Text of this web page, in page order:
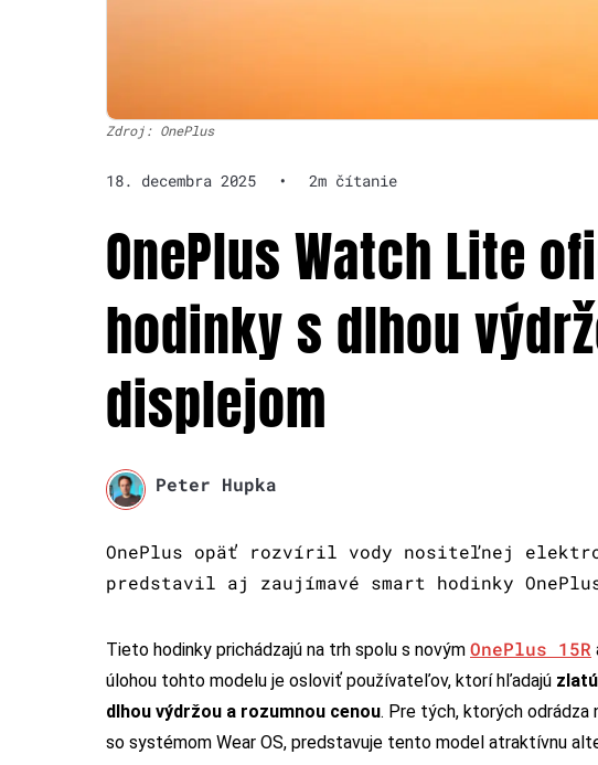
Zdroj: OnePlus
18. decembra 2025 • 2m čítanie
OnePlus Watch Lite
hodinky s dlhou
displejom
Peter Hupka
OnePlus opäť rozvíril vody nositeľnej
predstavil aj zaujímavé smart hodinky
Tieto hodinky prichádzajú na trh spolu s novým OnePlus 15R
úlohou tohto modelu je osloviť používateľov, ktorí hľadajú
dlhou výdržou a rozumnou cenou. Pre tých, ktorých odrádza
so systémom Wear OS, predstavuje tento model atraktívnu